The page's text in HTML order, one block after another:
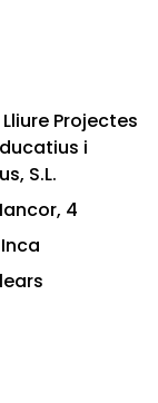
Projectes
i
S.L.
4